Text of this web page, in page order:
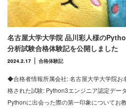
名古屋大学大学院 品川彩人様の
分析試験合格体験記を公開しました
2024.2.17 合格体験記
◆合格者情報所属会社: 名古屋大学大学院お
格された試験: Python3エンジニア認定デー
Pythonに出会った際の第一印象についてお